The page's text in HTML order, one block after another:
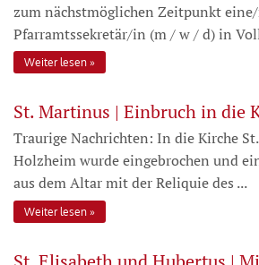
zum nächstmöglichen Zeitpunkt
Pfarramtssekretär/in (m / w / d) in
Weiter lesen
St. Martinus | Einbruch in die
Traurige Nachrichten: In die Kirche
Holzheim wurde eingebrochen und
aus dem Altar mit der Reliquie des ...
Weiter lesen